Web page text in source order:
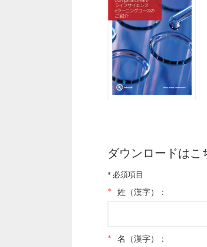
ダウンロードはこ
* 必須項目
* 姓（漢字）：
* 名（漢字）：